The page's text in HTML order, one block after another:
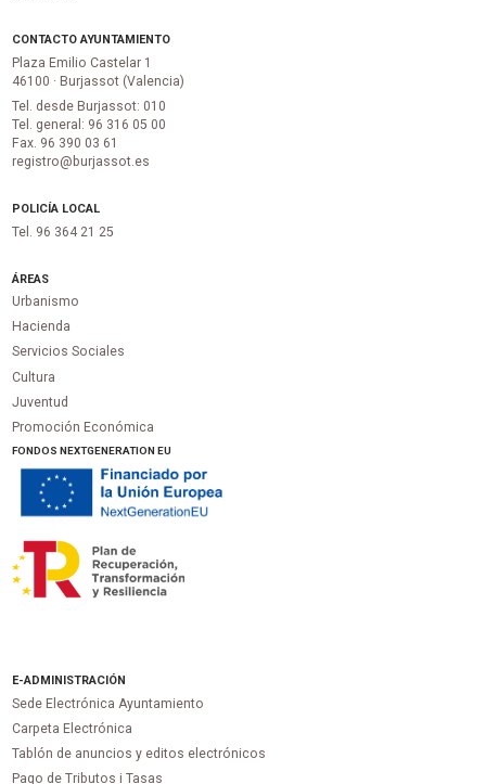
CONTACTO AYUNTAMIENTO
Plaza Emilio Castelar 1
46100 · Burjassot (Valencia)
Tel. desde Burjassot: 010
Tel. general: 96 316 05 00
Fax. 96 390 03 61
registro@burjassot.es
POLICÍA LOCAL
Tel. 96 364 21 25
ÁREAS
Urbanismo
Hacienda
Servicios Sociales
Cultura
Juventud
Promoción Económica
FONDOS NEXTGENERATION EU
E-ADMINISTRACIÓN
Sede Electrónica Ayuntamiento
Carpeta Electrónica
Tablón de anuncios y editos electrónicos
Pago de Tributos i Tasas